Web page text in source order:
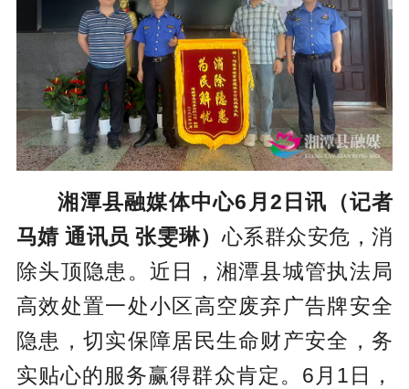
湘潭县融媒体中心6月2日讯（记者
马婧 通讯员 张雯琳）心系群众安危，消
除头顶隐患。近日，湘潭县城管执法局
高效处置一处小区高空废弃广告牌安全
隐患，切实保障居民生命财产安全，务
实贴心的服务赢得群众肯定。6月1日，